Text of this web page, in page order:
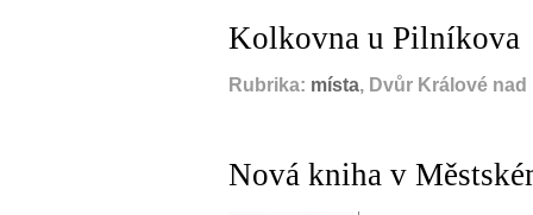
Kolkovna u Pilníkova
Rubrika: místa, Dvůr Králové nad
Nová kniha v